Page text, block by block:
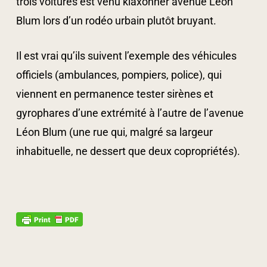
Blum lors d’un rodéo urbain plutôt bruyant.
Il est vrai qu’ils suivent l’exemple des véhicules
officiels (ambulances, pompiers, police), qui
viennent en permanence tester sirènes et
gyrophares d’une extrémité à l’autre de l’avenue
Léon Blum (une rue qui, malgré sa largeur
inhabituelle, ne dessert que deux copropriétés).